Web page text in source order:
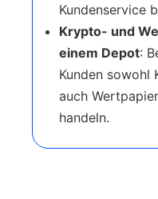
Kundenservice
Krypto- und
einem Depot:
Kunden sowohl
auch
handeln.